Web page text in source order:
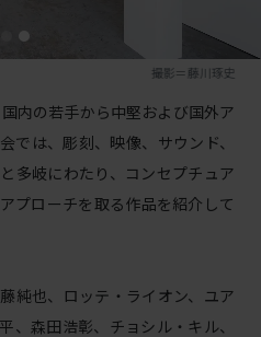
撮影＝藤川琢史
内の若手から中堅および国外ア
では、彫刻、映像、サウンド、
多岐にわたり、コンセプチュア
プローチを取る作品を紹介して
純也、ロッテ・ライオン、ユア
、森田浩彰、チョシル・キル、